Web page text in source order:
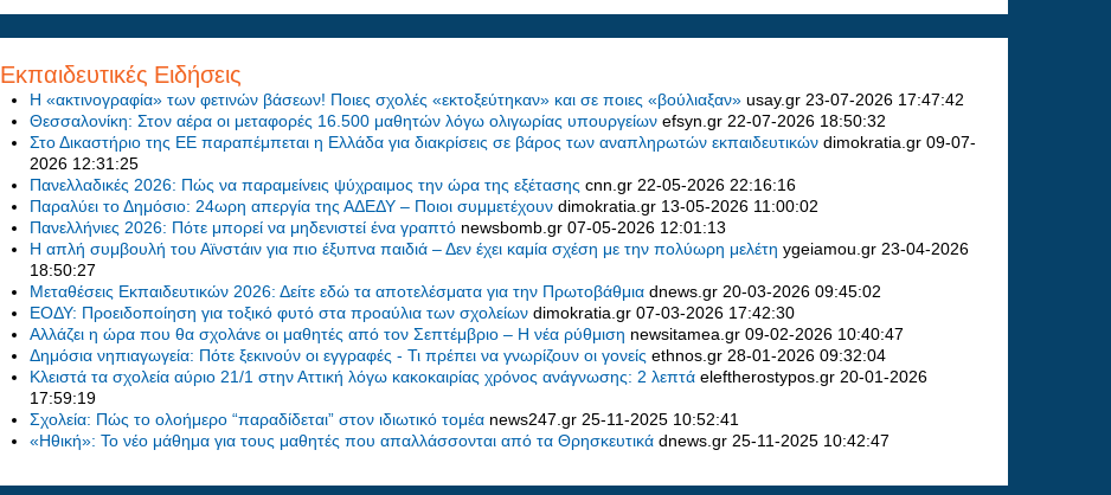
Εκπαιδευτικές Ειδήσεις
Η «ακτινογραφία» των φετινών βάσεων! Ποιες σχολές «εκτοξεύτηκαν» και σε ποιες «βούλιαξαν» usay.gr 23-07-2026 17:47:42
Θεσσαλονίκη: Στον αέρα οι μεταφορές 16.500 μαθητών λόγω ολιγωρίας υπουργείων efsyn.gr 22-07-2026 18:50:32
Στο Δικαστήριο της ΕΕ παραπέμπεται η Ελλάδα για διακρίσεις σε βάρος των αναπληρωτών εκπαιδευτικών dimokratia.gr 09-07-
2026 12:31:25
Πανελλαδικές 2026: Πώς να παραμείνεις ψύχραιμος την ώρα της εξέτασης cnn.gr 22-05-2026 22:16:16
Παραλύει το Δημόσιο: 24ωρη απεργία της ΑΔΕΔΥ – Ποιοι συμμετέχουν dimokratia.gr 13-05-2026 11:00:02
Πανελλήνιες 2026: Πότε μπορεί να μηδενιστεί ένα γραπτό newsbomb.gr 07-05-2026 12:01:13
Η απλή συμβουλή του Αϊνστάιν για πιο έξυπνα παιδιά – Δεν έχει καμία σχέση με την πολύωρη μελέτη ygeiamou.gr 23-04-2026
18:50:27
Μεταθέσεις Εκπαιδευτικών 2026: Δείτε εδώ τα αποτελέσματα για την Πρωτοβάθμια dnews.gr 20-03-2026 09:45:02
ΕΟΔΥ: Προειδοποίηση για τοξικό φυτό στα προαύλια των σχολείων dimokratia.gr 07-03-2026 17:42:30
Αλλάζει η ώρα που θα σχολάνε οι μαθητές από τον Σεπτέμβριο – Η νέα ρύθμιση newsitamea.gr 09-02-2026 10:40:47
Δημόσια νηπιαγωγεία: Πότε ξεκινούν οι εγγραφές - Τι πρέπει να γνωρίζουν οι γονείς ethnos.gr 28-01-2026 09:32:04
Κλειστά τα σχολεία αύριο 21/1 στην Αττική λόγω κακοκαιρίας χρόνος ανάγνωσης: 2 λεπτά eleftherostypos.gr 20-01-2026
17:59:19
Σχολεία: Πώς το ολοήμερο “παραδίδεται” στον ιδιωτικό τομέα news247.gr 25-11-2025 10:52:41
«Ηθική»: Το νέο μάθημα για τους μαθητές που απαλλάσσονται από τα Θρησκευτικά dnews.gr 25-11-2025 10:42:47